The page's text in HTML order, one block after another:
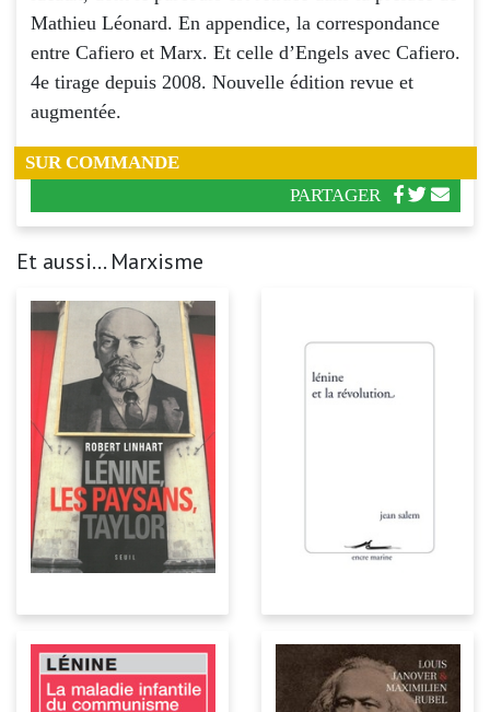
Mathieu Léonard. En appendice, la correspondance
entre Cafiero et Marx. Et celle d’Engels avec Cafiero.
4e tirage depuis 2008. Nouvelle édition revue et
augmentée.
SUR COMMANDE
PARTAGER
Et aussi... Marxisme